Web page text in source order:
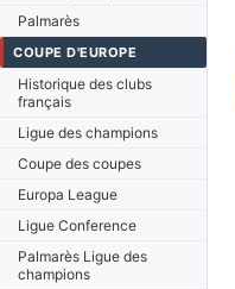
Palmarès
COUPE D'EUROPE
Historique des clubs
français
Ligue des champions
Coupe des coupes
Europa League
Ligue Conference
Palmarès Ligue des
champions